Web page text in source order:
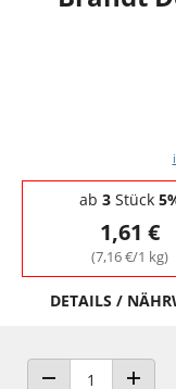
Staffelpreise -
ab 3Stück
1,61 €
(7,16 €/1 kg)
DETAILS /